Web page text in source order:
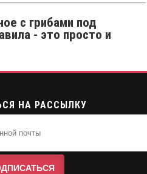
с грибами под
- это просто и
НА РАССЫЛКУ